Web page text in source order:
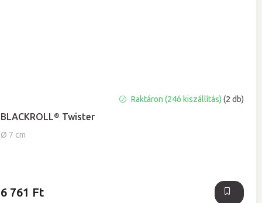
BLACKROLL® Twister
Ø 7 cm
átlagos
értékelése
Raktáron (24ó kiszállítás)(2 db)
6 761 Ft